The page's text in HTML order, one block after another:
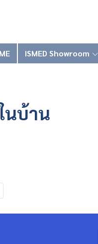
ISMED Showroom
นบ้าน